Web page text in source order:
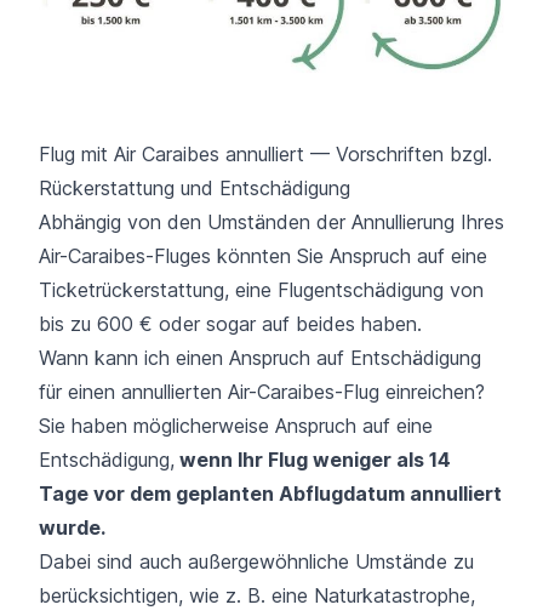
Flug mit Air Caraibes annulliert — Vorschriften bzgl.
Rückerstattung und Entschädigung
Abhängig von den Umständen der Annullierung Ihres
Air-Caraibes-Fluges könnten Sie Anspruch auf eine
Ticketrückerstattung, eine Flugentschädigung von
bis zu 600 € oder sogar auf beides haben.
Wann kann ich einen Anspruch auf Entschädigung
für einen annullierten Air-Caraibes-Flug einreichen?
Sie haben möglicherweise Anspruch auf eine
Entschädigung, wenn Ihr Flug weniger als 14
Tage vor dem geplanten Abflugdatum annulliert
wurde.
Dabei sind auch außergewöhnliche Umstände zu
berücksichtigen, wie z. B. eine Naturkatastrophe,